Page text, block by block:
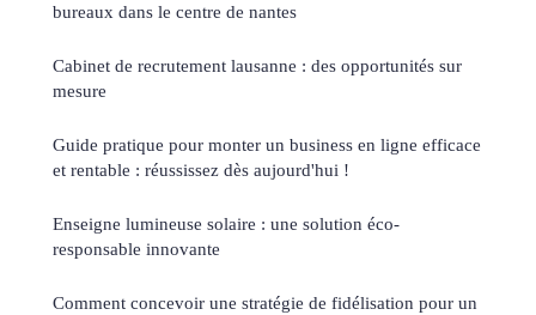
bureaux dans le centre de nantes
Cabinet de recrutement lausanne : des opportunités sur
mesure
Guide pratique pour monter un business en ligne efficace
et rentable : réussissez dès aujourd'hui !
Enseigne lumineuse solaire : une solution éco-
responsable innovante
Comment concevoir une stratégie de fidélisation pour un